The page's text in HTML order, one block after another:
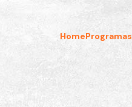
HomeProgramas